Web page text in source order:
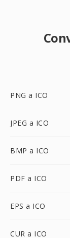
PNG a ICO
JPEG a ICO
BMP a ICO
PDF a ICO
EPS a ICO
CUR a ICO